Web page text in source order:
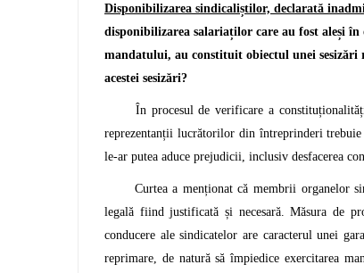
Disponibilizarea sindicaliștilor, declarată
disponibilizarea salariaților care au fost aleși
mandatului, au constituit obiectul unei
acestei sesizări?
În procesul de verificare a
reprezentanții lucrătorilor din întreprinderi
le-ar putea aduce prejudicii, inclusiv desfacerea
Curtea a menționat că membrii organelor
legală fiind justificată și necesară. Măsura de
conducere ale sindicatelor are caracterul unei
reprimare, de natură să împiedice exercitarea